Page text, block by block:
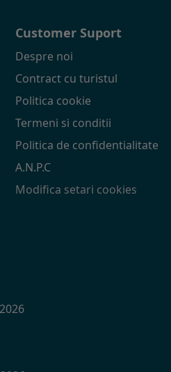
Customer Suport
Despre noi
Contract cu turistul
Politica cookie
Termeni si conditii
Politica de confidentialitate
A.N.P.C
Modifica setari cookies